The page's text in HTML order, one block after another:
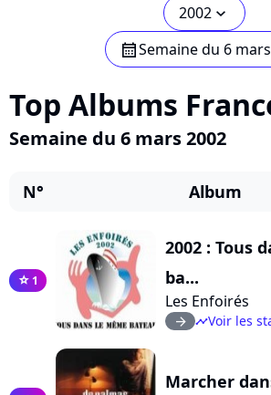
2002 chevron_bot
calendarSemaine du 6 mars
Top Albums
Semaine du 6 mars 2002
N° Album
star 1
2002 : Tous
ba...
Les Enfoirés
arrow_right timelineVoir les
Marcher